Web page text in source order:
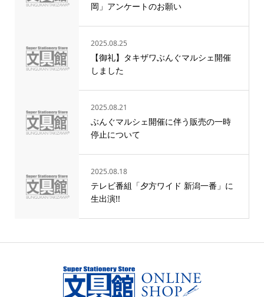
岡」アンケートのお願い
2025.08.25
【御礼】タキザワぶんぐマルシェ開催
しました
2025.08.21
ぶんぐマルシェ開催に伴う販売の一時
停止について
2025.08.18
テレビ番組「夕方ワイド 新潟一番」に
生出演!!